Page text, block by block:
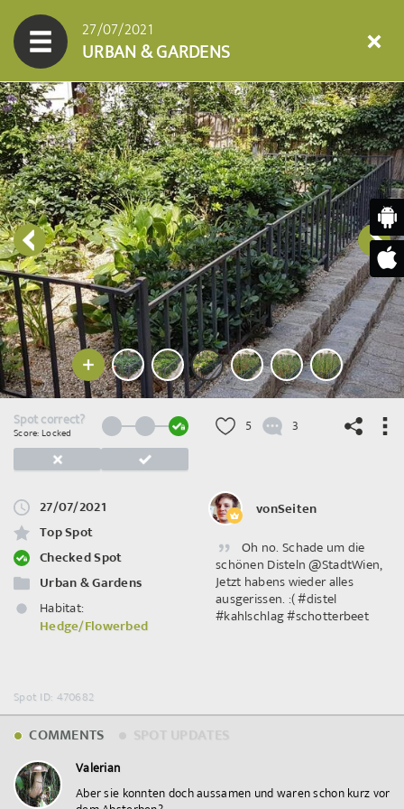
27/07/2021
URBAN & GARDENS
Spot correct?
Score: Locked
27/07/2021
Top Spot
Checked Spot
Urban & Gardens
Habitat:
Hedge/Flowerbed
5 3
vonSeiten
Oh no. Schade um die
schönen Disteln @StadtWien,
Jetzt habens wieder alles
ausgerissen. :( #distel
#kahlschlag #schotterbeet
Spot ID: 470682
COMMENTS
Valerian
Aber sie konnten doch aussamen und waren schon kurz vor